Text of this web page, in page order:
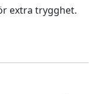
extra trygghet.